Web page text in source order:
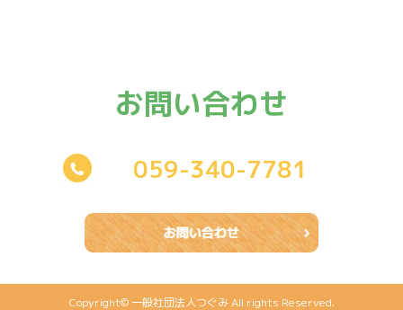
お問い合わせ
059-340-7781
Copyright© 一般社団法人つぐみ All rights Reserved.